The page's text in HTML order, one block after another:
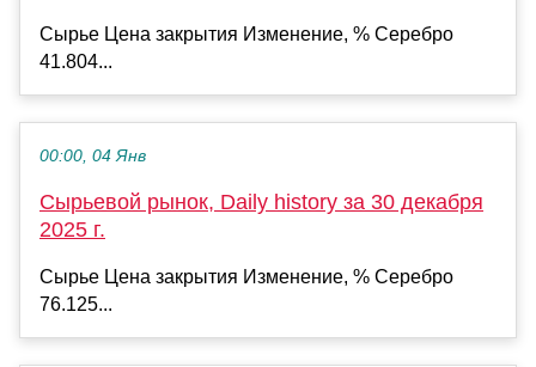
Сырье Цена закрытия Изменение, % Серебро
41.804...
00:00, 04 Янв
Сырьевой рынок, Daily history за 30 декабря
2025 г.
Сырье Цена закрытия Изменение, % Серебро
76.125...